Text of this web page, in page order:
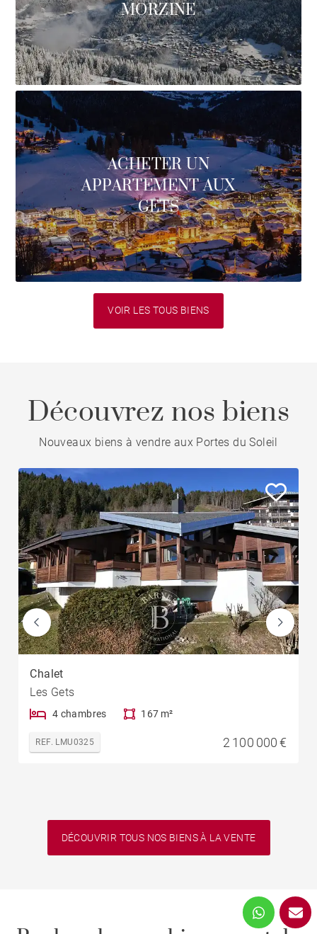
MORZINE
ACHETER UN
APPARTEMENT AUX
GETS
VOIR LES TOUS BIENS
Découvrez nos biens
Nouveaux biens à vendre aux Portes du Soleil
Chalet
Les Gets
4 chambres 167 m²
REF. LMU0325 2 100 000 €
DÉCOUVRIR TOUS NOS BIENS À LA VENTE